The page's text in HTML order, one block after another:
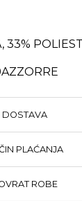
33%
DOSTAVA
PLAĆANJA
ROBE